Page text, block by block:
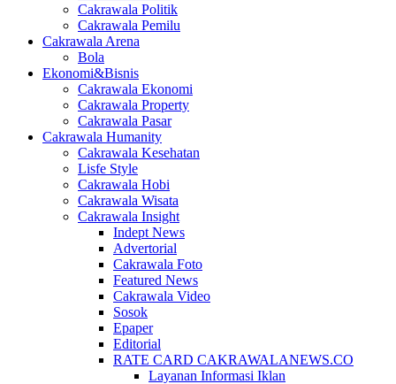
Cakrawala Politik
Cakrawala Pemilu
Cakrawala Arena
Bola
Ekonomi&Bisnis
Cakrawala Ekonomi
Cakrawala Property
Cakrawala Pasar
Cakrawala Humanity
Cakrawala Kesehatan
Lisfe Style
Cakrawala Hobi
Cakrawala Wisata
Cakrawala Insight
Indept News
Advertorial
Cakrawala Foto
Featured News
Cakrawala Video
Sosok
Epaper
Editorial
RATE CARD CAKRAWALANEWS.CO
Layanan Informasi Iklan